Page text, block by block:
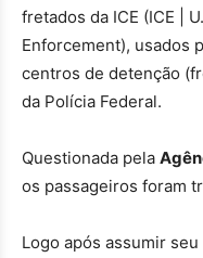
fretados da ICE (ICE |
Enforcement), usados
centros de detenção
da Polícia Federal.
Questionada pela
os passageiros foram
Logo após assumir